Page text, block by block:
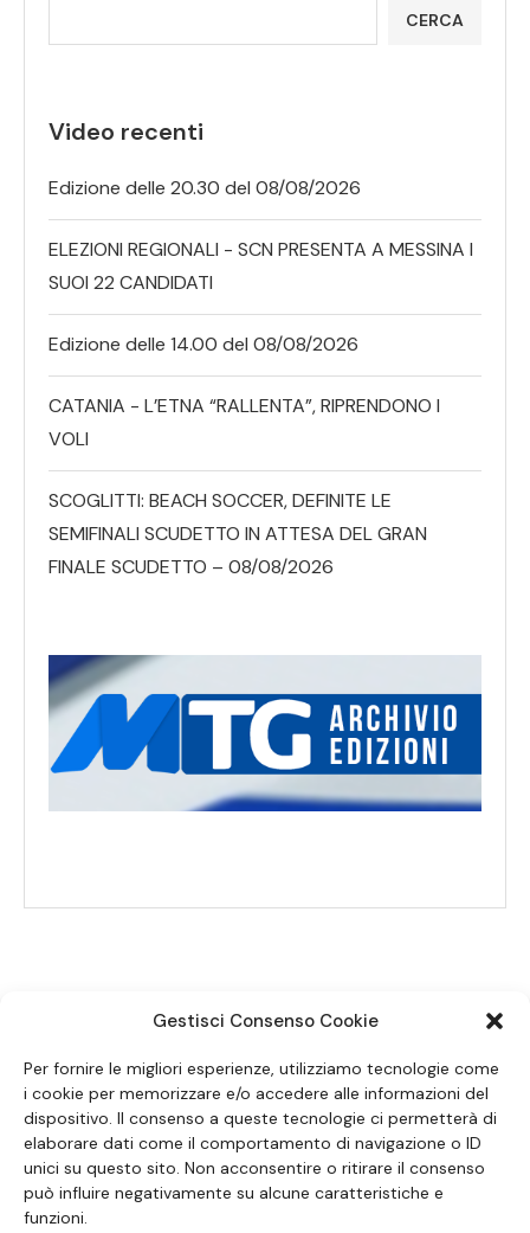
Gestisci Consenso Cookie
Per fornire le migliori esperienze, utilizziamo tecnologie come
i cookie per memorizzare e/o accedere alle informazioni del
dispositivo. Il consenso a queste tecnologie ci permetterà di
elaborare dati come il comportamento di navigazione o ID
unici su questo sito. Non acconsentire o ritirare il consenso
può influire negativamente su alcune caratteristiche e
funzioni.
CERCA
Video recenti
Edizione delle 20.30 del 08/08/2026
ELEZIONI REGIONALI - SCN PRESENTA A MESSINA I
SUOI 22 CANDIDATI
Edizione delle 14.00 del 08/08/2026
CATANIA - L’ETNA “RALLENTA”, RIPRENDONO I
VOLI
SCOGLITTI: BEACH SOCCER, DEFINITE LE
SEMIFINALI SCUDETTO IN ATTESA DEL GRAN
FINALE SCUDETTO – 08/08/2026
SEGUICI SUI SOCIAL